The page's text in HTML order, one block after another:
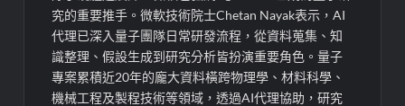
究的重要推手。微軟技術院士Chetan Nayak表示，AI
代理已深入量子團隊日常研發流程，從資料蒐集、知
識整理、假設生成到研究分析皆扮演重要角色。量子
專案累積近20年的龐大資料橫跨物理學、材料科學、
機械工程及製程技術等領域，透過AI代理協助，研究